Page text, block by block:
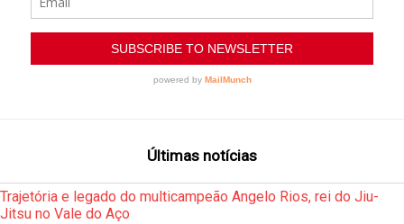
Últimas notícias
Trajetória e legado do multicampeão Angelo Rios, rei do Jiu-
Jitsu no Vale do Aço